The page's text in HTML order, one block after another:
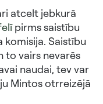
atcelt jebkurā
pirms saistību
Saistību
to vairs nevarēs
naudai, tev var
Mintos otrreizējā